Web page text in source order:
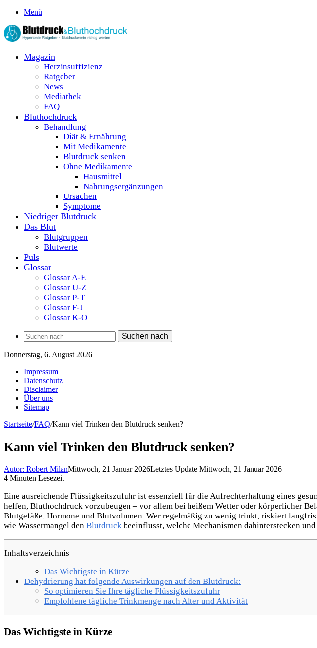
Menü
Magazin
Herzinsuffizienz
Ratgeber
News
Mediathek
FAQ
Bluthochdruck
Behandlung
Diät & Ernährung
Mit Medikamente
Blutdruck senken
Ohne Medikamente
Hausmittel
Nahrungsergänzungen
Ursachen
Symptome
Niedriger Blutdruck
Das Blut
Blutgruppen
Blutwerte
Puls
Glossar
Glossar A-E
Glossar U-Z
Glossar P-T
Glossar F-J
Glossar K-O
Suchen nach
Donnerstag, 6. August 2026
Impressum
Datenschutz
Disclaimer
Über uns
Sitemap
Startseite/FAQ/Kann viel Trinken den Blutdruck senken?
Kann viel Trinken den Blutdruck senken?
Autor: Robert MilanMittwoch, 21 Januar 2026Letztes Update Mittwoch, 21 Januar 2026
4 Minuten Lesezeit
Eine ausreichende Flüssigkeitszufuhr ist essenziell für die Aufrechterhaltung eines
helfen, Bluthochdruck vorzubeugen – vor allem bei heißem Wetter oder körperlicher
Blutgefäße, Hormone und Blutvolumen. Wer regelmäßig zu wenig trinkt, riskiert
wie Wassermangel den Blutdruck beeinflusst, welche Mechanismen dahinterstecken
Inhaltsverzeichnis
Das Wichtigste in Kürze
Dehydrierung hat folgende Auswirkungen auf den Blutdruck:
So optimieren Sie Ihre tägliche Flüssigkeitszufuhr
Empfohlene tägliche Trinkmenge nach Alter und Aktivität
Das Wichtigste in Kürze